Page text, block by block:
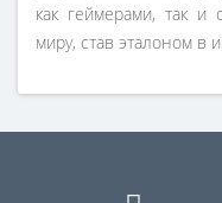
как геймерами, так и
миру, став эталоном в